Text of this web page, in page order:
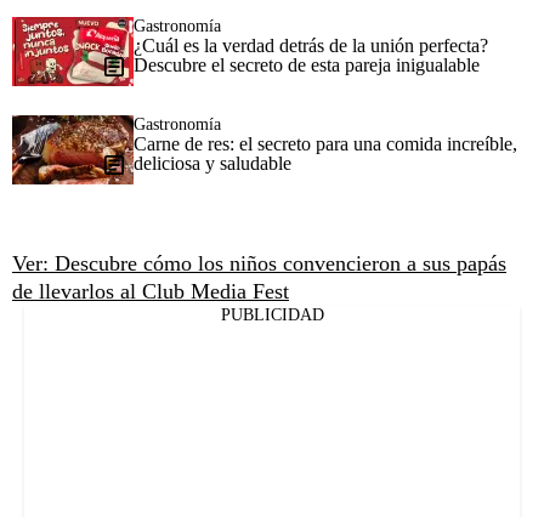
Gastronomía
¿Cuál es la verdad detrás de la unión perfecta?
Descubre el secreto de esta pareja inigualable
Gastronomía
Carne de res: el secreto para una comida increíble,
deliciosa y saludable
Ver: Descubre cómo los niños convencieron a sus papás
de llevarlos al Club Media Fest
PUBLICIDAD